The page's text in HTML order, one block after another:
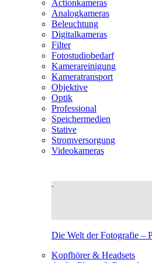
Actionkameras
Analogkameras
Beleuchtung
Digitalkameras
Filter
Fotostudiobedarf
Kamerareinigung
Kameratransport
Objektive
Optik
Professional
Speichermedien
Stative
Stromversorgung
Videokameras
Die Welt der Fotografie –
Kopfhörer & Headsets